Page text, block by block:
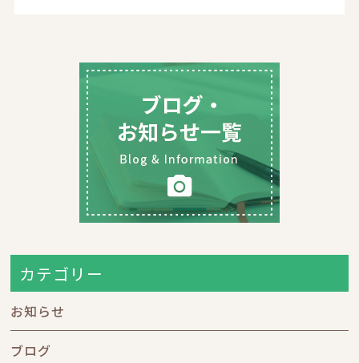
カテゴリー
お知らせ
ブログ